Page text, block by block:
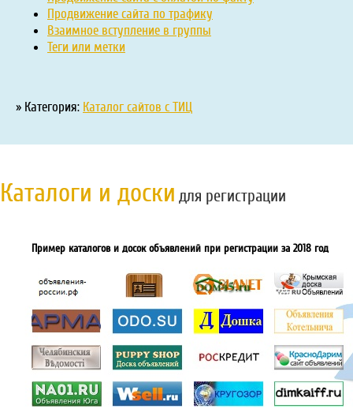
Продвижение сайта по трафику
Взаимное вступление в группы
Теги или метки
» Категория: Каталог сайтов с ТИЦ
Каталоги и доски для регистрации
Пример каталогов и досок объявлений при регистрации за 2018 год